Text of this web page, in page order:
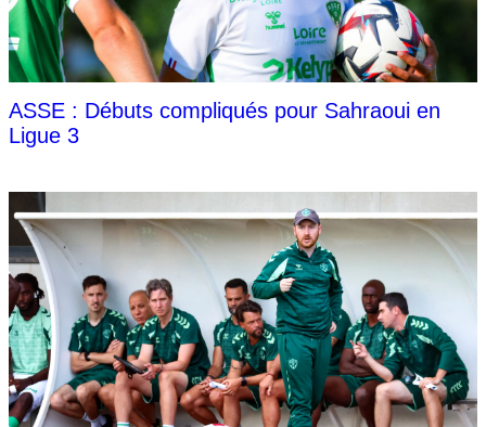
ASSE : Débuts compliqués pour Sahraoui en
Ligue 3